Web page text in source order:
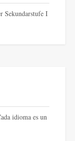
Sekundarstufe I
idioma es un